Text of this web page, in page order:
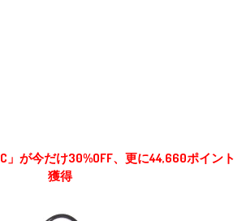
」が今だけ30%OFF、更に44,660ポイント
獲得